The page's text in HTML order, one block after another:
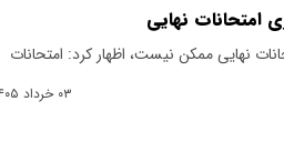
امتحانات نهایی
نهایی ممکن نیست، اظهار کرد: امتحانات
۰۳ خرداد ۱۴۰۵